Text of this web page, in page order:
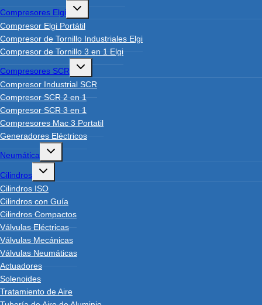
Compresores Elgi
Toggle
menu
Compresor Elgi Portátil
Compresor de Tornillo Industriales Elgi
Compresor de Tornillo 3 en 1 Elgi
Compresores SCR
Toggle
menu
Compresor Industrial SCR
Compresor SCR 2 en 1
Compresor SCR 3 en 1
Compresores Mac 3 Portatil
Generadores Eléctricos
Neumática
Toggle
menu
Cilindros
Toggle
menu
Cilindros ISO
Cilindros con Guía
Cilindros Compactos
Válvulas Eléctricas
Válvulas Mecánicas
Válvulas Neumáticas
Actuadores
Solenoides
Tratamiento de Aire